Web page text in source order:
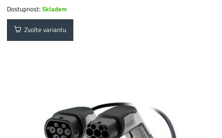
Dostupnost:Skladem
Zvolte variantu